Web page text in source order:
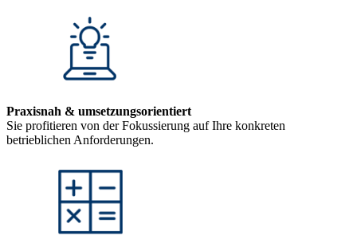
Praxisnah & umsetzungsorientiert
Sie profitieren von der Fokussierung auf Ihre konkreten
betrieblichen Anforderungen.